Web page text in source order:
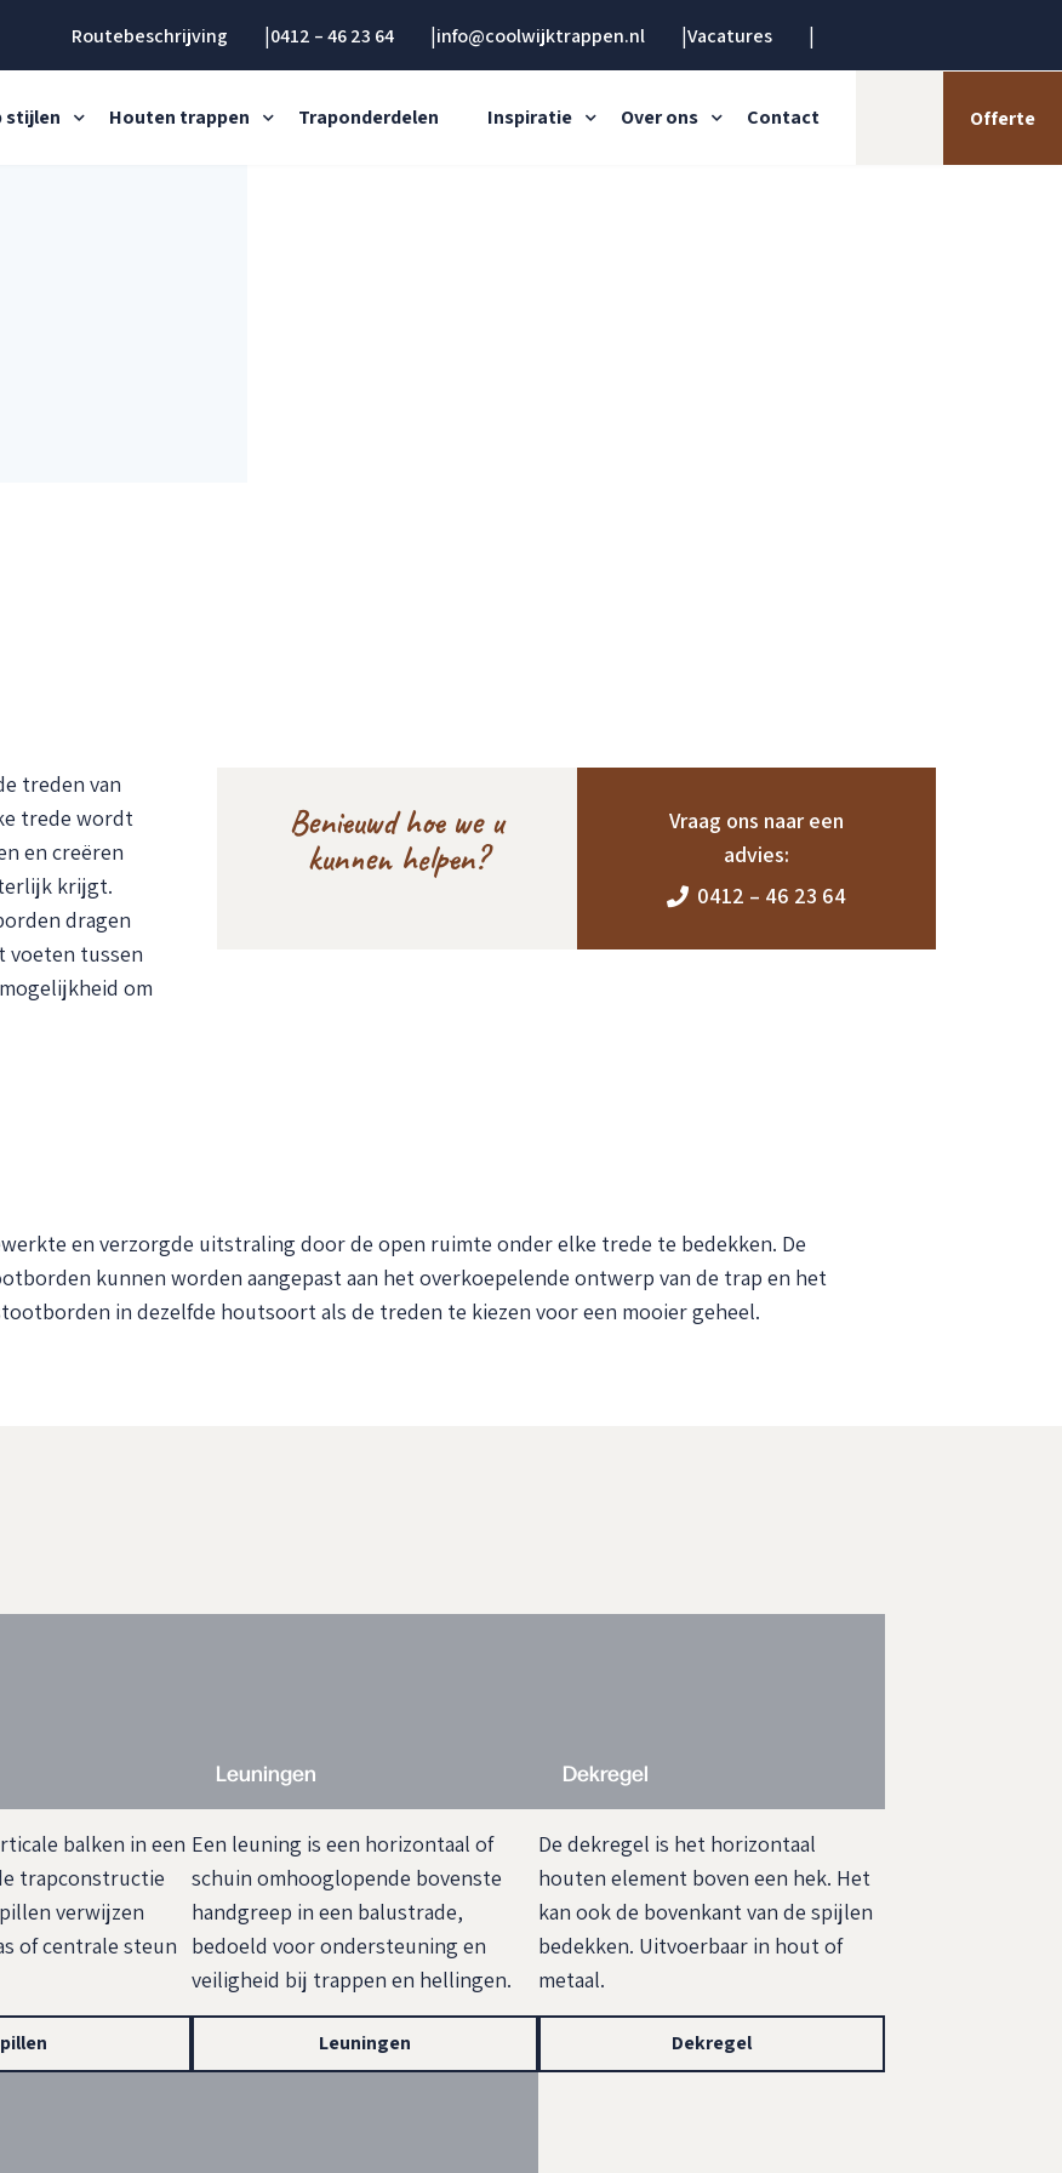
Routebeschrijving 0412 – 46 23 64 info@coolwijktrappen.nl Vacatures
stijlen Houten trappen Traponderdelen Inspiratie Over ons Contact Offerte
treden van
trede wordt
en creëren
krijgt.
dragen
voeten tussen
om
Benieuwd hoe we u
kunnen helpen?
Vraag ons naar een
advies:
0412 – 46 23 64
en verzorgde uitstraling door de open ruimte onder elke trede te bedekken. De
kunnen worden aangepast aan het overkoepelende ontwerp van de trap en het
in dezelfde houtsoort als de treden te kiezen voor een mooier geheel.
balken in een
trapconstructie
verwijzen
of centrale steun
Leuningen
Een leuning is een horizontaal of
schuin omhooglopende bovenste
handgreep in een balustrade,
bedoeld voor ondersteuning en
veiligheid bij trappen en hellingen.
Leuningen
Dekregel
De dekregel is het horizontaal
houten element boven een hek. Het
kan ook de bovenkant van de spijlen
bedekken. Uitvoerbaar in hout of
metaal.
Dekregel